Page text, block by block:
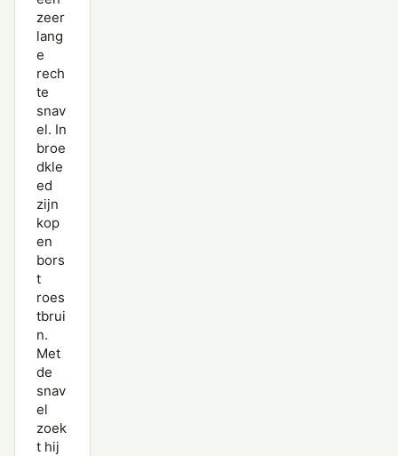
zeer
lang
e
rech
te
snav
el. In
broe
dkle
ed
zijn
kop
en
bors
t
roes
tbrui
n.
Met
de
snav
el
zoek
t hij